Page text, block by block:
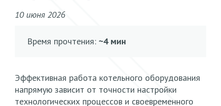
10 июня 2026
Время прочтения: ~4 мин
Эффективная работа котельного оборудования
напрямую зависит от точности настройки
технологических процессов и своевременного